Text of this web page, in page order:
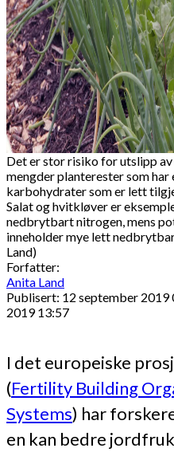
Det er stor risiko for utslipp
mengder planterester som
karbohydrater som er lett
Salat og hvitkløver er
nedbrytbart nitrogen, mens
inneholder mye lett
Land)
Forfatter:
Anita Land
Publisert: 12 september 2019
2019 13:57
I det europeiske
(Fertility Building
Systems) har
en kan bedre